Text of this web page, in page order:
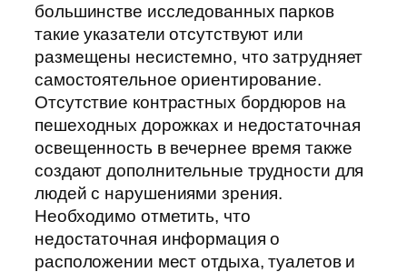
большинстве исследованных парков
такие указатели отсутствуют или
размещены несистемно, что затрудняет
самостоятельное ориентирование.
Отсутствие контрастных бордюров на
пешеходных дорожках и недостаточная
освещенность в вечернее время также
создают дополнительные трудности для
людей с нарушениями зрения.
Необходимо отметить, что
недостаточная информация о
расположении мест отдыха, туалетов и